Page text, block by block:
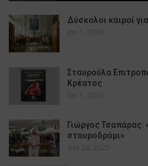
Δύσκολοι καιροί
Ιαν 1, 2026
Σταυρούλα
Κρέατος
Ιαν 1, 2026
Γιώργος Τσαπάρας:
σταυροδρόμι»
Δεκ 28, 2025